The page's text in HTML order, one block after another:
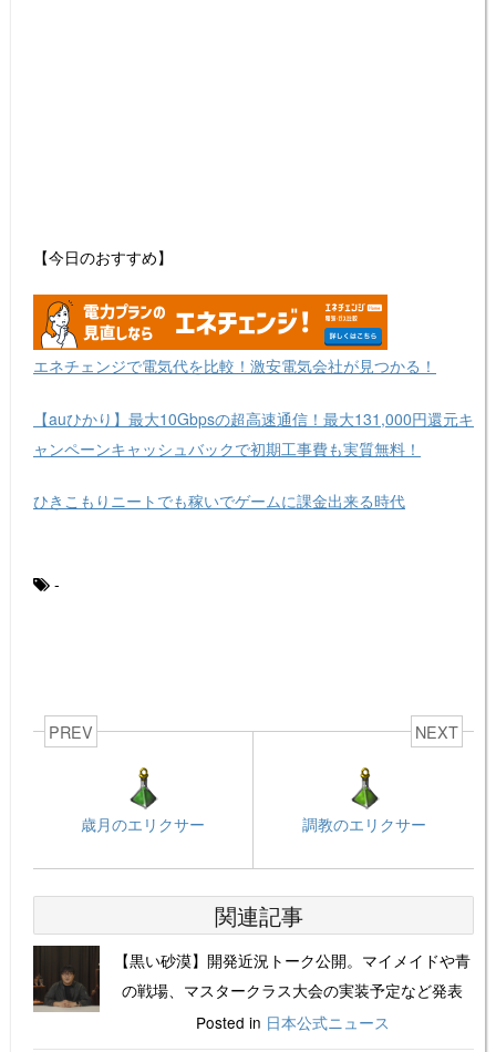
【今日のおすすめ】
エネチェンジで電気代を比較！激安電気会社が見つかる！
【auひかり】最大10Gbpsの超高速通信！最大131,000円還元キ
ャンペーンキャッシュバックで初期工事費も実質無料！
ひきこもりニートでも稼いでゲームに課金出来る時代
-
PREV
歳月のエリクサー
NEXT
調教のエリクサー
関連記事
【黒い砂漠】開発近況トーク公開。マイメイドや青
の戦場、マスタークラス大会の実装予定など発表
Posted in 日本公式ニュース